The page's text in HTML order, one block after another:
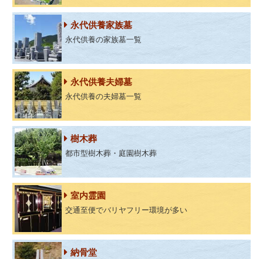
永代供養家族墓
永代供養の家族墓一覧
永代供養夫婦墓
永代供養の夫婦墓一覧
樹木葬
都市型樹木葬・庭園樹木葬
室内霊園
交通至便でバリヤフリー環境が多い
納骨堂